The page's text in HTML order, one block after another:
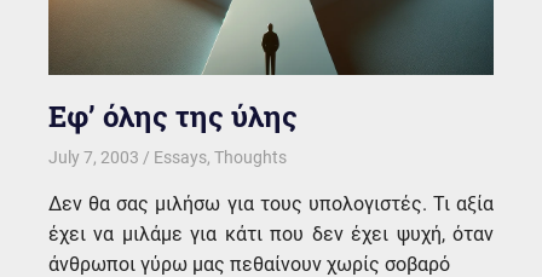
Εφ’ όλης της ύλης
July 7, 2003 kgk
Essays, Thoughts
Δεν θα σας μιλήσω για τους υπολογιστές. Τι αξία
έχει να μιλάμε για κάτι που δεν έχει ψυχή, όταν
άνθρωποι γύρω μας πεθαίνουν χωρίς σοβαρό